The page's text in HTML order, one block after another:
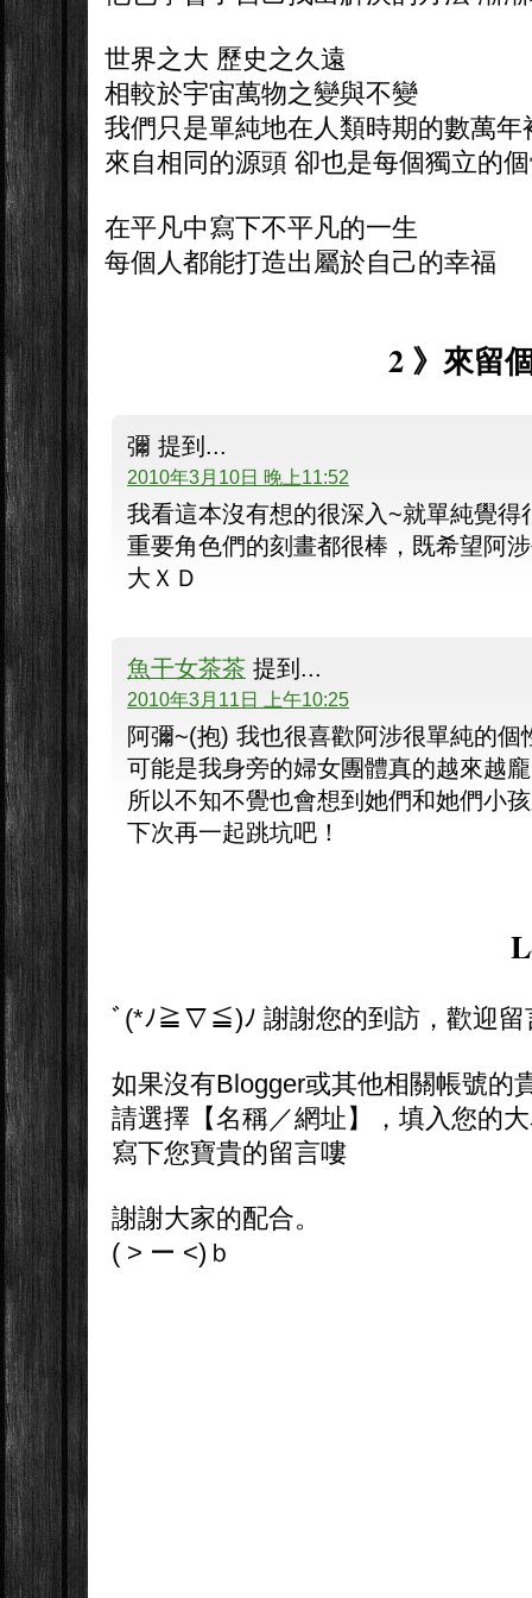
世界之大 歷史之久遠
相較於宇宙萬物之變與不變
我們只是單純地在人類時期的數萬
來自相同的源頭 卻也是每個獨立的
在平凡中寫下不平凡的一生
每個人都能打造出屬於自己的幸福
2 》來留
彌 提到...
2010年3月10日 晚上11:52
我看這本沒有想的很深入~就單純覺得
重要角色們的刻畫都很棒，既希望阿
大ＸＤ
魚干女茶茶提到...
2010年3月11日 上午10:25
阿彌~(抱) 我也很喜歡阿涉很單純的個
可能是我身旁的婦女團體真的越來越
所以不知不覺也會想到她們和她們小
下次再一起跳坑吧！
ﾞ(*ﾉ≧∇≦)ﾉ 謝謝您的到訪，歡迎留
如果沒有Blogger或其他相關帳號的
請選擇【名稱／網址】，填入您的
寫下您寶貴的留言嘍
謝謝大家的配合。
( > ー <)ｂ